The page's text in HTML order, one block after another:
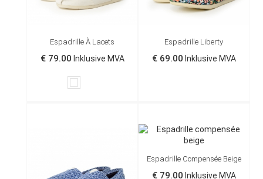
Espadrille À Lacets
€ 79.00 Inklusive MVA
Espadrille Liberty
€ 69.00 Inklusive MVA
Espadrille Compensée Beige
€ 79.00 Inklusive MVA